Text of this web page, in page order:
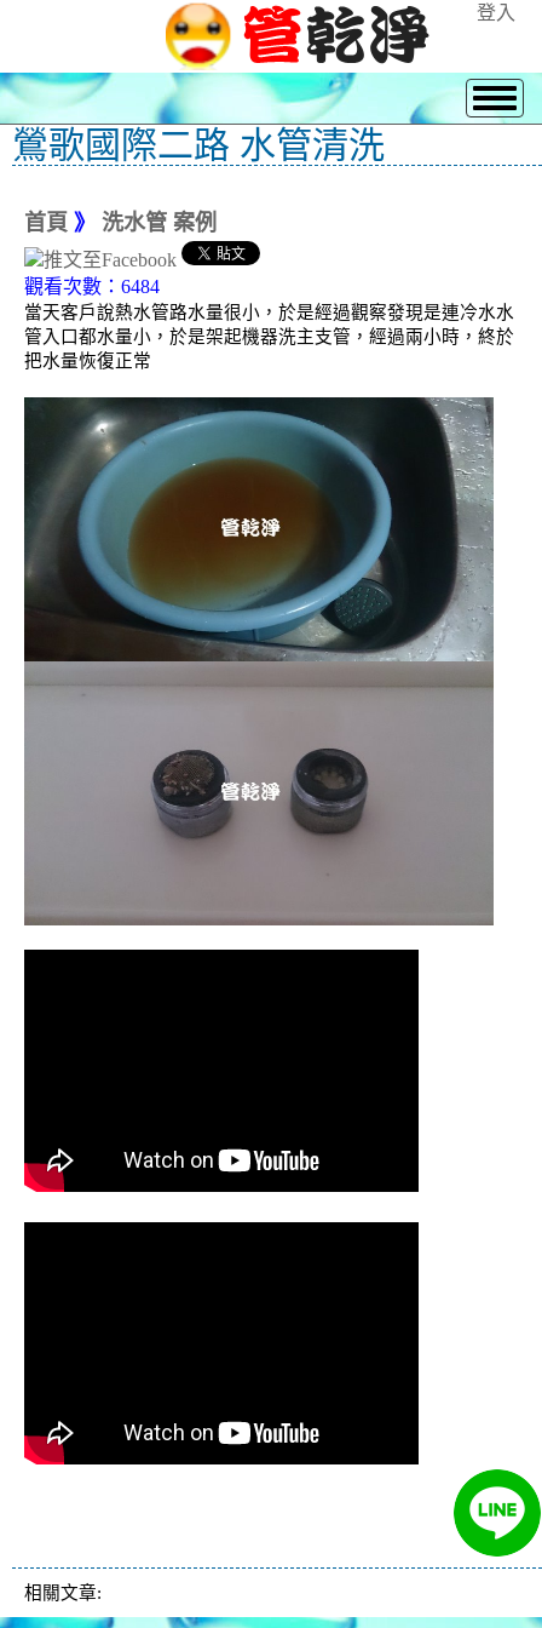
登入
鶯歌國際二路 水管清洗
首頁 》 洗水管 案例
觀看次數：6484
當天客戶說熱水管路水量很小，於是經過觀察發現是連冷水水
管入口都水量小，於是架起機器洗主支管，經過兩小時，終於
把水量恢復正常
清洗水管 水管清洗 洗水管 熱水
相關文章: